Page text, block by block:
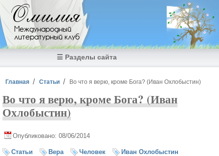
Перейти к основному содержанию
Омилия
Международный
литературный клуб
☰ Разделы сайта
Вы здесь
Главная Статьи Во что я верю, кроме Бога? (Иван Охлобыстин)
Во что я верю, кроме Бога? (Иван
Охлобыстин)
Опубликовано: 08/06/2014
Статьи Вера Человек Иван Охлобыстин